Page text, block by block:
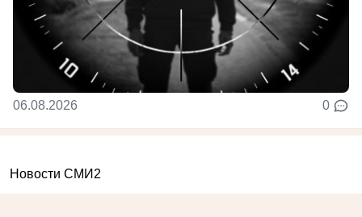
06.08.2026 0
Новости СМИ2